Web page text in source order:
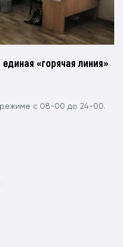
«горячая линия»
с 08-00 до 24-00.